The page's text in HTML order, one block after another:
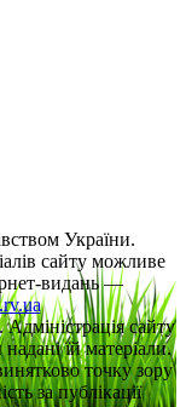
України.
сайту можливе
видань —
сайту
їй матеріали.
точку зору
за публікації